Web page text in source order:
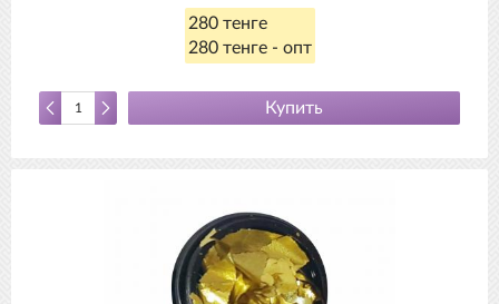
280 тенге
280 тенге - опт
Купить